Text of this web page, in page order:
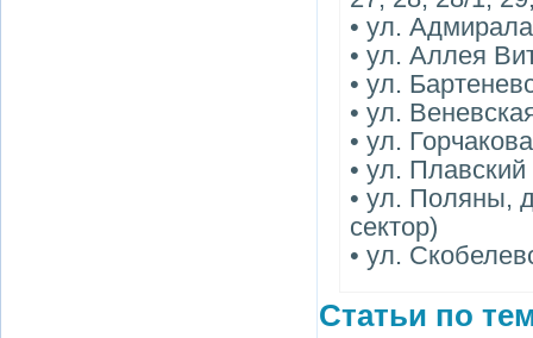
• ул.
• ул. Аллея
• ул.
• ул.
• ул.
• ул.
• ул. Поляны,
сектор)
• ул.
Статьи по